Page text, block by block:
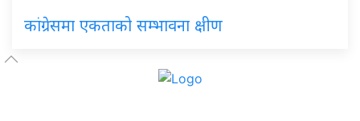
कांग्रेसमा एकताको सम्भावना क्षीण